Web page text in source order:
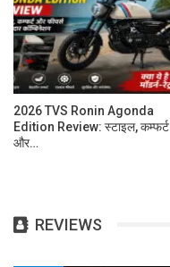
2026 TVS Ronin Agonda
Edition Review: स्टाइल, कम्फर्ट
और…
REVIEWS